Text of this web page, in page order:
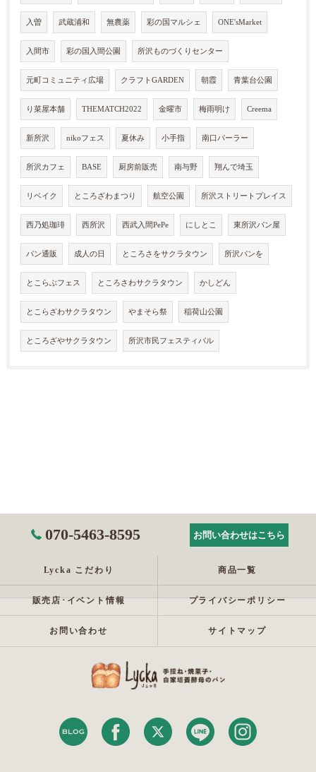
入曽 武蔵浦和 無農薬 彩の国マルシェ ONE'sMarket
入間市 彩の国入間公園 所沢ものづくりセンター
元町コミュニティ広場 クラフトGARDEN 朝霞 青葉台公園
り菜屋本舗 THEMATCH2022 金曜市 梅雨明け Creema
新所沢 nikoフェス 夏休み 小手指 南口パーラー
所沢カフェ BASE 厨房前販売 南与野 翔んで埼玉
リベイク ところざわまつり 航空公園 所沢ストリートプレイス
西乃処珈琲 西所沢 西武入間PePe にしとこ 東所沢パン屋
パン通販 成人の日 ところさをサクラタウン 所沢パンを
とこらぶフェス ところさわサクラタウン かしどん
とこらざわサクラタウン やまそら祭 稲荷山公園
ところざやサクラタウン 所沢市民フェスティバル
070-5463-8595 お問い合わせはこちら
Lycka こだわり 商品一覧
販売店･イベント情報 プライバシーポリシー
お問い合わせ サイトマップ